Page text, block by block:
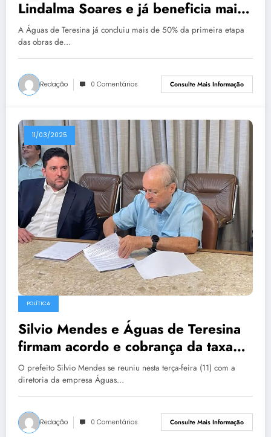
Lindalma Soares e já beneficia mais
de mil pessoas
A Águas de Teresina já concluiu mais de 50% da primeira etapa
das obras de…
Redação 0 Comentários Consulte Mais Informação
11/03/2025
POLÍTICA
Silvio Mendes e Águas de Teresina
firmam acordo e cobrança da taxa
do esgoto será de 80%
O prefeito Silvio Mendes se reuniu nesta terça-feira (11) com a
diretoria da empresa Águas…
Redação 0 Comentários Consulte Mais Informação